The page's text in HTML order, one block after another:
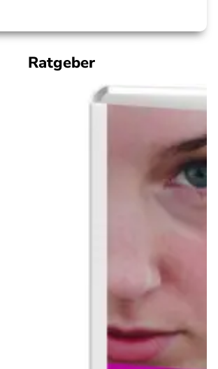
Ratgeber